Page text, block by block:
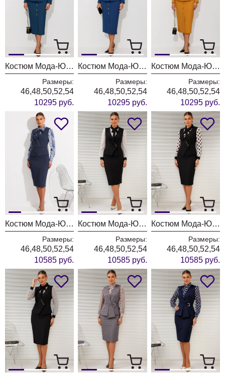
Костюм Мода-Юрс 26-2935 темная бирюза
Размеры:
46,48,50,52,54
10295 руб.
Костюм Мода-Юрс 26-2935 синий
Размеры:
46,48,50,52,54
10295 руб.
Костюм Мода-Юрс 26-2935 горчица
Размеры:
46,48,50,52,54
10295 руб.
Костюм Мода-Юрс 26-2766 пыльно-синий
Размеры:
46,48,50,52,54
10585 руб.
Костюм Мода-Юрс 26-2766 черный + мелкий горох
Размеры:
46,48,50,52,54
10585 руб.
Костюм Мода-Юрс 26-2766 черный + крупный горох
Размеры:
46,48,50,52,54
10585 руб.